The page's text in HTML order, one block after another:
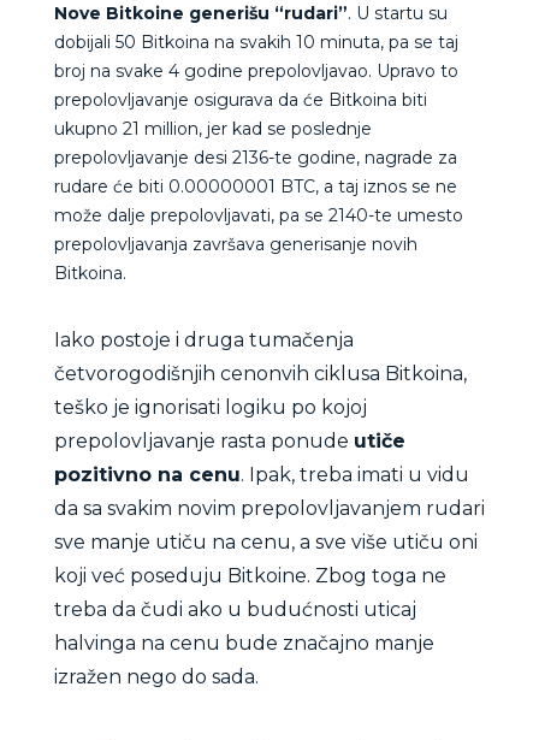
Nove Bitkoine generišu “rudari”. U startu su
dobijali 50 Bitkoina na svakih 10 minuta, pa se taj
broj na svake 4 godine prepolovljavao. Upravo to
prepolovljavanje osigurava da će Bitkoina biti
ukupno 21 million, jer kad se poslednje
prepolovljavanje desi 2136-te godine, nagrade za
rudare će biti 0.00000001 BTC, a taj iznos se ne
može dalje prepolovljavati, pa se 2140-te umesto
prepolovljavanja završava generisanje novih
Bitkoina.
Iako postoje i druga tumačenja
četvorogodišnjih cenonvih ciklusa Bitkoina,
teško je ignorisati logiku po kojoj
prepolovljavanje rasta ponude utiče
pozitivno na cenu. Ipak, treba imati u vidu
da sa svakim novim prepolovljavanjem rudari
sve manje utiču na cenu, a sve više utiču oni
koji već poseduju Bitkoine. Zbog toga ne
treba da čudi ako u budućnosti uticaj
halvinga na cenu bude značajno manje
izražen nego do sada.